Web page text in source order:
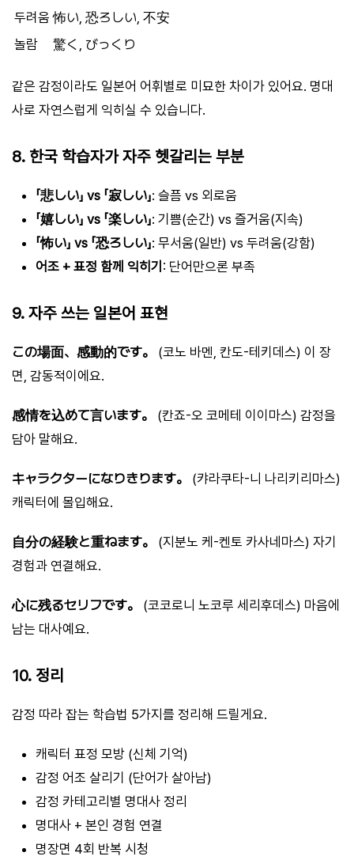
두려움 怖い, 恐ろしい, 不安
놀람
驚く, びっくり
같은 감정이라도 일본어 어휘별로 미묘한 차이가 있어요. 명대
사로 자연스럽게 익히실 수 있습니다.
8. 한국 학습자가 자주 헷갈리는 부분
「悲しい」 vs 「寂しい」: 슬픔 vs 외로움
「嬉しい」 vs 「楽しい」: 기쁨(순간) vs 즐거움(지속)
「怖い」 vs 「恐ろしい」: 무서움(일반) vs 두려움(강함)
어조 + 표정 함께 익히기 : 단어만으론 부족
9. 자주 쓰는 일본어 표현
この場面、感動的です。
(코노 바멘, 칸도-테키데스) 이 장
면, 감동적이에요.
感情を込めて言います。
(칸죠-오 코메테 이이마스) 감정을
담아 말해요.
キャラクターになりきります。
(캬라쿠타-니 나리키리마스)
캐릭터에 몰입해요.
自分の経験と重ねます。
(지분노 케-켄토 카사네마스) 자기
경험과 연결해요.
心に残るセリフです。
(코코로니 노코루 세리후데스) 마음에
남는 대사예요.
10. 정리
감정 따라 잡는 학습법 5가지를 정리해 드릴게요.
캐릭터 표정 모방 (신체 기억)
감정 어조 살리기 (단어가 살아남)
감정 카테고리별 명대사 정리
명대사 + 본인 경험 연결
명장면 4회 반복 시청